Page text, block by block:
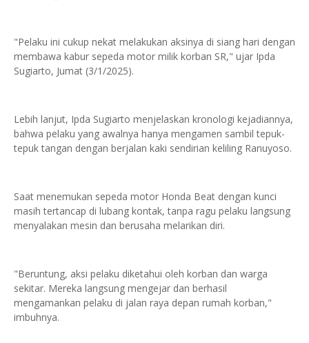
"Pelaku ini cukup nekat melakukan aksinya di siang hari dengan
membawa kabur sepeda motor milik korban SR," ujar Ipda
Sugiarto, Jumat (3/1/2025).
Lebih lanjut, Ipda Sugiarto menjelaskan kronologi kejadiannya,
bahwa pelaku yang awalnya hanya mengamen sambil tepuk-
tepuk tangan dengan berjalan kaki sendirian keliling Ranuyoso.
Saat menemukan sepeda motor Honda Beat dengan kunci
masih tertancap di lubang kontak, tanpa ragu pelaku langsung
menyalakan mesin dan berusaha melarikan diri.
"Beruntung, aksi pelaku diketahui oleh korban dan warga
sekitar. Mereka langsung mengejar dan berhasil
mengamankan pelaku di jalan raya depan rumah korban,"
imbuhnya.